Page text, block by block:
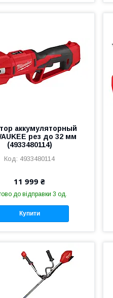
аккумуляторный
рез до 32 мм
(4933480114)
4933480114
11 999 ₴
до відправки 3 од.
Купити